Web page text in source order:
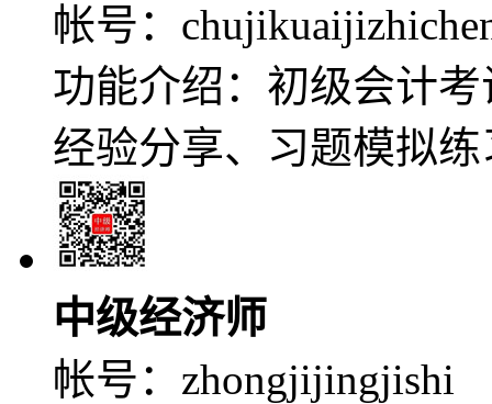
帐号：
功能介绍：初级会计
经验分享、习题模拟练
中级经济师
帐号： zhongjijingjishi